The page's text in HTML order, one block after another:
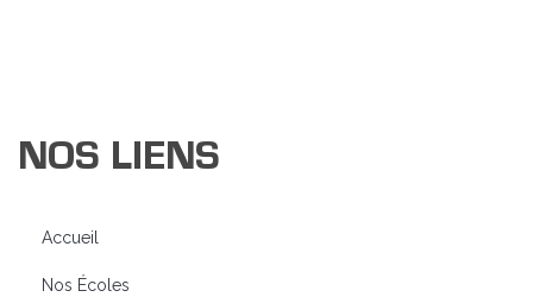
NOS LIENS
Accueil
Nos Écoles